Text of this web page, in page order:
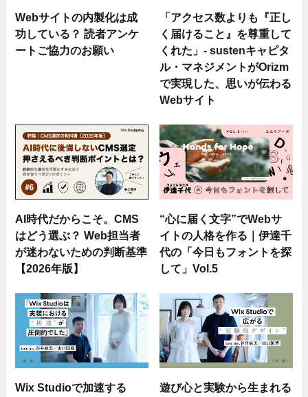
Webサイトの内製化は成
功している？ 読者アンケ
ートご協力のお願い
「アクセス数よりも『正し
く届けること』を尊重して
くれた」- sustenキャピタ
ル・マネジメントがOrizm
で実現した、思いが伝わる
Webサイト
AI時代だからこそ。CMS
はどう選ぶ？ Web担当者
が迷わないための判断基準
【2026年版】
“心に届く文字”でWebサ
イトの人格を作る｜伊達千
代の「今日もフォントを探
して」Vol.5
Wix Studioで加速する
遊び心と実験から生まれる